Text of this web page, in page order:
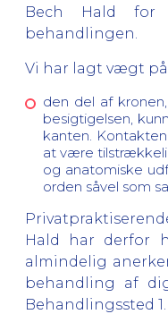
Bech Hald for
behandlingen.
Vi har lagt vægt
den del af
besigtigelsen,
kanten.
at være
og anatomiske
orden såvel som
Hald har derfor
almindelig
behandling af
Behandlingssted 1.